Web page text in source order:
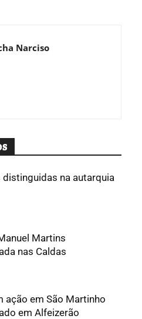
Narciso
distinguidas na autarquia
Martins
nas Caldas
ação em São Martinho
em Alfeizerão